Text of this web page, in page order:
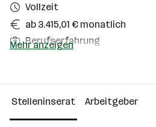
Vollzeit
ab 3.415,01 € monatlich
Berufserfahrung
Über das Unternehmen
2501 - 10000 Mitarbeiter*innen
Mehr anzeigen
Stelleninserat Arbeitgeber